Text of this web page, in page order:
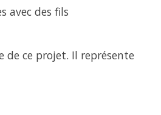
avec des fils
de ce projet. Il représente